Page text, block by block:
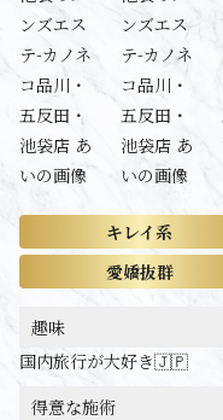
キレイ系
愛嬌抜群
趣味
国内旅行が大好き🇯🇵
得意な施術